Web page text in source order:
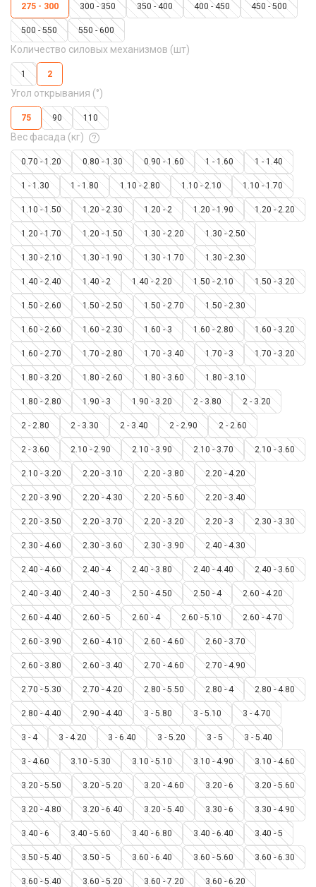
275 - 300 300 - 350 350 - 400 400 - 450 450 - 500
500 - 550 550 - 600
Количество силовых механизмов (шт)
1 2
Угол открывания (°)
75 90 110
Вес фасада (кг)
0.70 - 1.20 0.80 - 1.30 0.90 - 1.60 1 - 1.60 1 - 1.40
1 - 1.30 1 - 1.80 1.10 - 2.80 1.10 - 2.10 1.10 - 1.70
1.10 - 1.50 1.20 - 2.30 1.20 - 2 1.20 - 1.90 1.20 - 2.20
1.20 - 1.70 1.20 - 1.50 1.30 - 2.20 1.30 - 2.50
1.30 - 2.10 1.30 - 1.90 1.30 - 1.70 1.30 - 2.30
1.40 - 2.40 1.40 - 2 1.40 - 2.20 1.50 - 2.10 1.50 - 3.20
1.50 - 2.60 1.50 - 2.50 1.50 - 2.70 1.50 - 2.30
1.60 - 2.60 1.60 - 2.30 1.60 - 3 1.60 - 2.80 1.60 - 3.20
1.60 - 2.70 1.70 - 2.80 1.70 - 3.40 1.70 - 3 1.70 - 3.20
1.80 - 3.20 1.80 - 2.60 1.80 - 3.60 1.80 - 3.10
1.80 - 2.80 1.90 - 3 1.90 - 3.20 2 - 3.80 2 - 3.20
2 - 2.80 2 - 3.30 2 - 3.40 2 - 2.90 2 - 2.60
2 - 3.60 2.10 - 2.90 2.10 - 3.90 2.10 - 3.70 2.10 - 3.60
2.10 - 3.20 2.20 - 3.10 2.20 - 3.80 2.20 - 4.20
2.20 - 3.90 2.20 - 4.30 2.20 - 5.60 2.20 - 3.40
2.20 - 3.50 2.20 - 3.70 2.20 - 3.20 2.20 - 3 2.30 - 3.30
2.30 - 4.60 2.30 - 3.60 2.30 - 3.90 2.40 - 4.30
2.40 - 4.60 2.40 - 4 2.40 - 3.80 2.40 - 4.40 2.40 - 3.60
2.40 - 3.40 2.40 - 3 2.50 - 4.50 2.50 - 4 2.60 - 4.20
2.60 - 4.40 2.60 - 5 2.60 - 4 2.60 - 5.10 2.60 - 4.70
2.60 - 3.90 2.60 - 4.10 2.60 - 4.60 2.60 - 3.70
2.60 - 3.80 2.60 - 3.40 2.70 - 4.60 2.70 - 4.90
2.70 - 5.30 2.70 - 4.20 2.80 - 5.50 2.80 - 4 2.80 - 4.80
2.80 - 4.40 2.90 - 4.40 3 - 5.80 3 - 5.10 3 - 4.70
3 - 4 3 - 4.20 3 - 6.40 3 - 5.20 3 - 5 3 - 5.40
3 - 4.60 3.10 - 5.30 3.10 - 5.10 3.10 - 4.90 3.10 - 4.60
3.20 - 5.50 3.20 - 5.20 3.20 - 4.60 3.20 - 6 3.20 - 5.60
3.20 - 4.80 3.20 - 6.40 3.20 - 5.40 3.30 - 6 3.30 - 4.90
3.40 - 6 3.40 - 5.60 3.40 - 6.80 3.40 - 6.40 3.40 - 5
3.50 - 5.40 3.50 - 5 3.60 - 6.40 3.60 - 5.60 3.60 - 6.30
3.60 - 5.40 3.60 - 5.20 3.60 - 7.20 3.60 - 6.20